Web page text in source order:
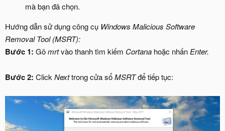
mà bạn đã chọn.
Hướng dẫn sử dụng công cụ Windows Malicious Software
Removal Tool (MSRT):
Bước 1: Gõmrtvào thanh tìm kiếm Cortana hoặc nhấn Enter.
Bước 2: Click Nexttrong cửa sổMSRTđể tiếp tục: